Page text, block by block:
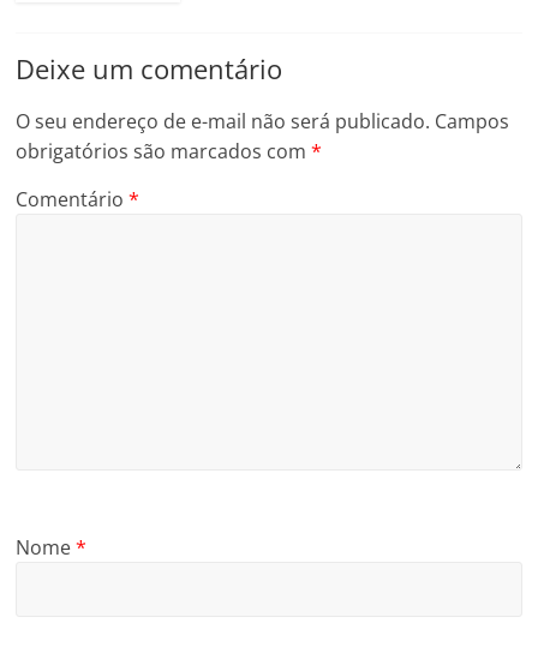
Deixe um comentário
O seu endereço de e-mail não será publicado. Campos
obrigatórios são marcados com*
Comentário*
Nome*